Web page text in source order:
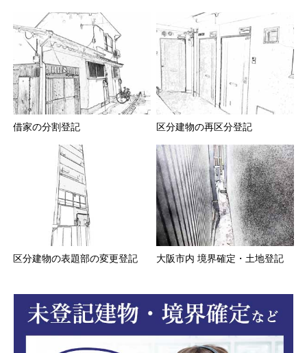
借家の分割登記 区分建物の再区分登記
区分建物の表題部の変更登記 大阪市内 境界確定・土地登記